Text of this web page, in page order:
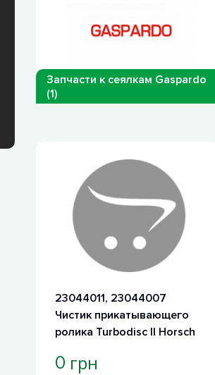
Запчасти к сеялкам Gaspardo
(1)
23044011, 23044007
Чистик прикатывающего
ролика Turbodisc II Horsch
0 грн